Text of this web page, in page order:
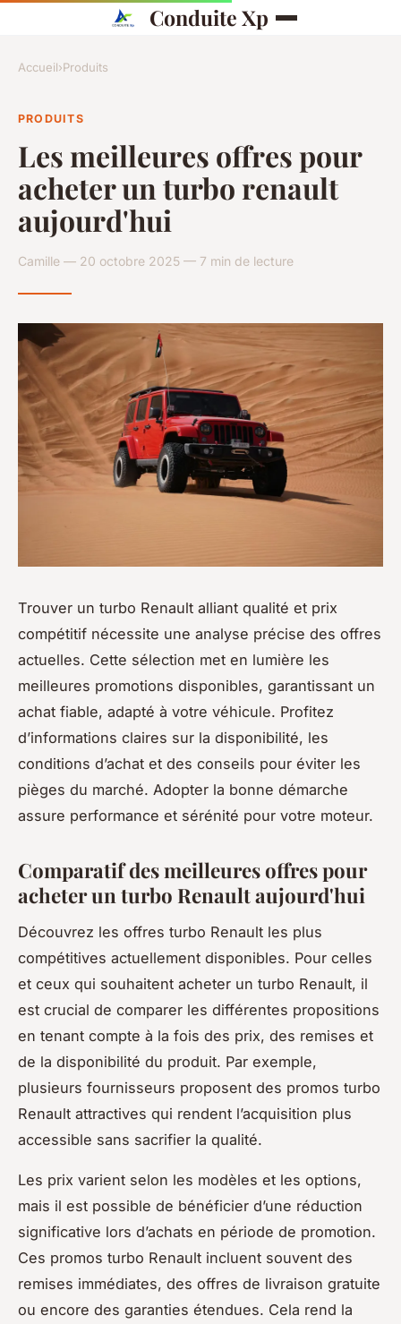
Conduite Xp
Accueil›Produits
PRODUITS
Les meilleures offres pour
acheter un turbo renault
aujourd'hui
Camille — 20 octobre 2025 — 7 min de lecture
Trouver un turbo Renault alliant qualité et prix
compétitif nécessite une analyse précise des offres
actuelles. Cette sélection met en lumière les
meilleures promotions disponibles, garantissant un
achat fiable, adapté à votre véhicule. Profitez
d’informations claires sur la disponibilité, les
conditions d’achat et des conseils pour éviter les
pièges du marché. Adopter la bonne démarche
assure performance et sérénité pour votre moteur.
Comparatif des meilleures offres pour
acheter un turbo Renault aujourd'hui
Découvrez les offres turbo Renault les plus
compétitives actuellement disponibles. Pour celles
et ceux qui souhaitent acheter un turbo Renault, il
est crucial de comparer les différentes propositions
en tenant compte à la fois des prix, des remises et
de la disponibilité du produit. Par exemple,
plusieurs fournisseurs proposent des promos turbo
Renault attractives qui rendent l’acquisition plus
accessible sans sacrifier la qualité.
Les prix varient selon les modèles et les options,
mais il est possible de bénéficier d’une réduction
significative lors d’achats en période de promotion.
Ces promos turbo Renault incluent souvent des
remises immédiates, des offres de livraison gratuite
ou encore des garanties étendues. Cela rend la